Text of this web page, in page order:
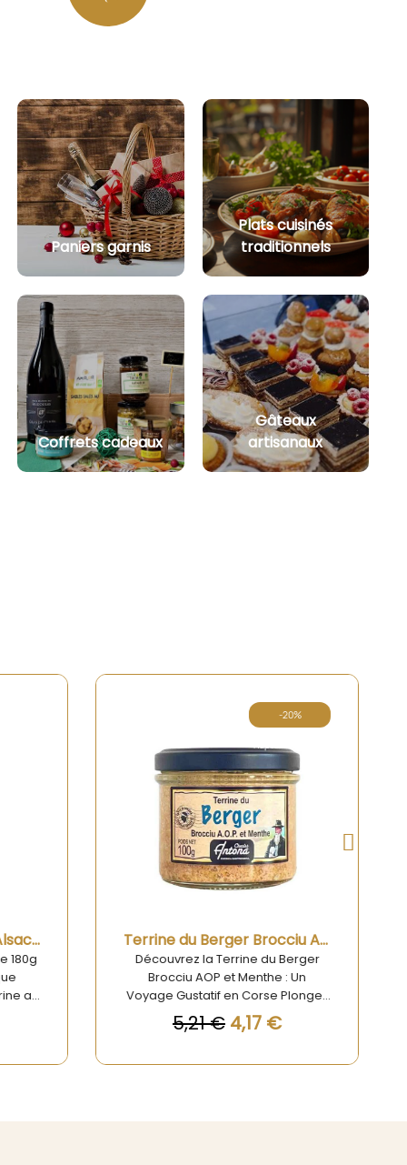
Paniers garnis
Plats cuisinés
traditionnels
Coffrets cadeaux
Gâteaux
artisanaux
Terrine du Berger Brocciu AOP et menthe 100g
la
Aperçu rapide Terrine de Porc à la Bière 180g
Terrine de Porc à la Bière 180g –
Saveurs alsaciennes dans une
recette authentique Offrez à vos
papilles une escapade
gourmande au cœur de l’Alsace
Bière artisanale, une spécialité
6,16 €